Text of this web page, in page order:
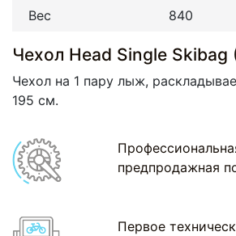
Вес 840
Чехол Head Single
Чехол на 1 пару лыж,
195 см.
предпродажная
Первое